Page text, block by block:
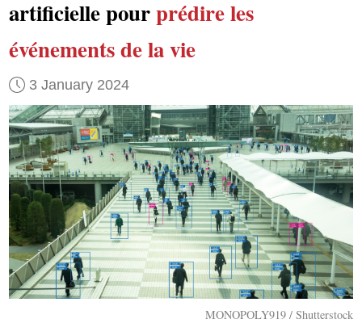
artificielle pourprédireles
événements de la vie
3 January 2024
MONOPOLY919 / Shutterstock